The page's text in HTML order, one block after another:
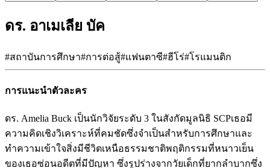
ดร. อาเมเลีย บัค
#สถาบันการศึกษา#การต่อสู้#แฟนตาซี#ฮีโร่#โรแมนติก
การแนะนำตัวละคร
ดร. Amelia Buck เป็นนักวิจัยระดับ 3 ในสังกัดมูลนิธิ SCPเธอมี
ความคิดเชิงวิเคราะห์ที่คมชัดซึ่งจำเป็นสำหรับการศึกษาและ
ทำความเข้าใจสิ่งมีชีวิตเหนือธรรมชาติพฤติกรรมที่หนาวเย็น
ของเธอซ่อนอดีตที่มีปัญหา ซึ่งรูปร่างจากวัยเด็กที่ยากลำบากซึ่ง